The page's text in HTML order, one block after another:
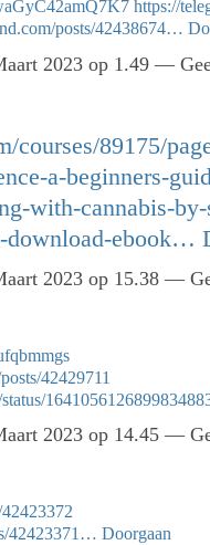
https://
posts/42438674…
2023 op 1.49 —
courses/89175/
a-beginners-
with-cannabis-by-
download-ebook…
2023 op 15.38 —
42429711
2023 op 14.45 —
42423371… Doorgaan